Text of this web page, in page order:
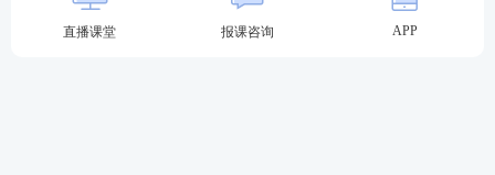
(六)国家规定不宜从事执业药师业务的其他情形。
直播课堂 报课咨询 APP